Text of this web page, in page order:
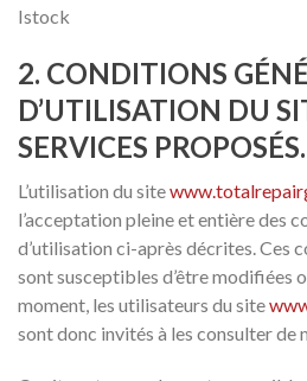
Istock
2. CONDITIONS
D’UTILISATION DU
SERVICES PROPOSÉS.
L’utilisation du site
l’acceptation pleine et entière des
d’utilisation ci-après décrites. Ces
sont susceptibles d’être modifiées
moment, les utilisateurs du site
sont donc invités à les consulter de